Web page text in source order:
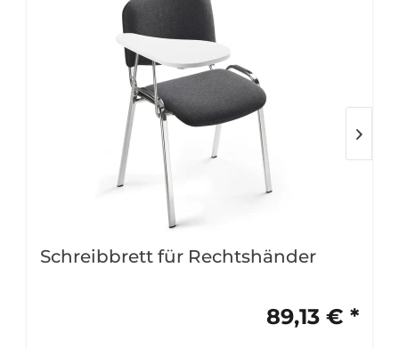
Schreibbrett für Rechtshänder
89,13 € *